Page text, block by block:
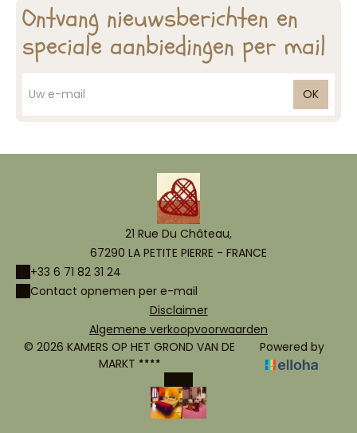
Ontvang nieuwsberichten en
speciale aanbiedingen per mail
OK
21 Rue Du Château,
67290 LA PETITE PIERRE - FRANCE
+33 6 71 82 31 24
Contact opnemen per e-mail
Disclaimer
Algemene verkoopvoorwaarden
© 2026 KAMERS OP HET GROND VAN DE
MARKT
Powered by